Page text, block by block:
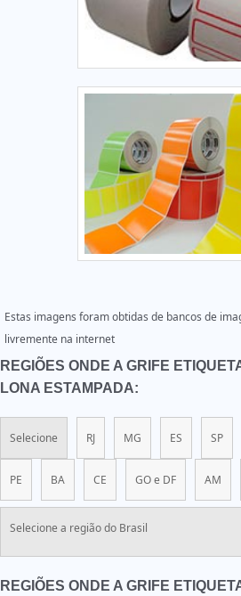
Estas imagens foram obtidas de bancos de
livremente na internet
REGIÕES ONDE A GRIFE
LONA ESTAMPADA:
Selecione RJ MG ES SP
PE BA CE GO e DF AM
Selecione a região do Brasil
REGIÕES ONDE A GRIFE